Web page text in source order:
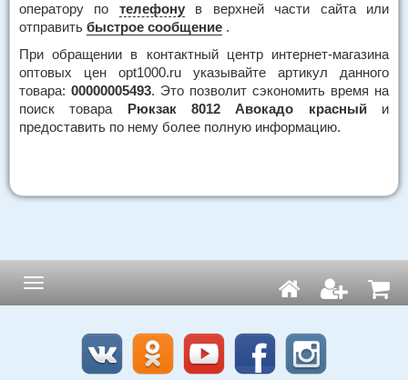
оператору по телефонув верхней части сайта или
отправить быстрое сообщение .
При обращении в контактный центр интернет-магазина
оптовых цен opt1000.ru указывайте артикул данного
товара: 00000005493. Это позволит сэкономить время на
поиск товара Рюкзак 8012 Авокадо красныйи
предоставить по нему более полную информацию.
Навигация